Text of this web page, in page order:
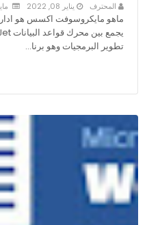
المحترف يناير 08, 2022
ماهو مايكروسوفت اكسس هو
تطوير البرمجيات وهو برنا…